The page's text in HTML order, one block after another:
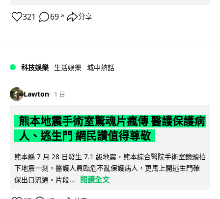
321 69 ↗ 分享
科技娛樂 生活娛樂 城中熱話
Lawton 1 日
熊本地震手術室驚魂片瘋傳 醫護保護病
人、逃生門 網民讚值得尊敬
熊本縣 7 月 28 日發生 7.1 級地震，熊本綜合醫院手術室鏡頭拍
下地震一刻，醫護人員臨危不亂保護病人，更馬上開逃生門確
保出口流通。片段...
閱讀全文